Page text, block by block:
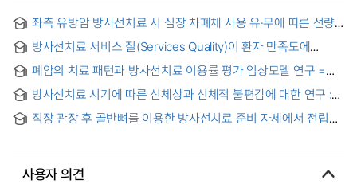
좌측 유방암 방사선치료 시 심장 차폐체 사용 유·무에 따른 선량
Cancer Radiation Therapy According to Using Cardiac
Shielding Block
방사선치료 서비스 질(Services Quality)이 환자 만족도에
Study of the relationship between Radiotherapy Service
Quality Patient Satisfaction : In the case of C University
Hospital
폐암의 치료 패턴과 방사선치료 이용률 평가 임상모델 연구 =
evaluation of lung cancer
방사선치료 시기에 따른 신체상과 신체적 불편감에 대한 연구 :
직장 관장 후 골반뼈를 이용한 방사선치료 준비 자세에서 전립선
사용자 의견